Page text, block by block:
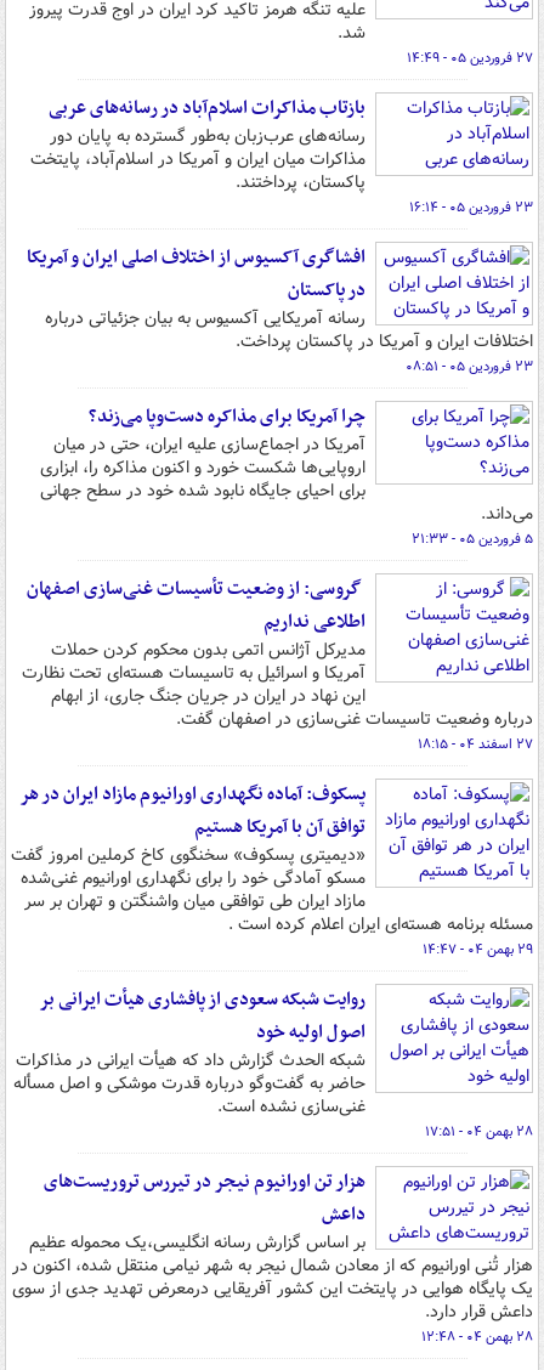
علیه تنگه هرمز تاکید کرد ایران در اوج قدرت پیروز
شد.
۲۷ فروردین ۰۵ - ۱۴:۴۹
بازتاب مذاکرات اسلام‌آباد در رسانه‌های عربی
رسانه‌های عرب‌زبان به‌طور گسترده به پایان دور
مذاکرات میان ایران و آمریکا در اسلام‌آباد، پایتخت
پاکستان، پرداختند.
۲۳ فروردین ۰۵ - ۱۶:۱۴
افشاگری آکسیوس از اختلاف اصلی ایران و آمریکا
در پاکستان
رسانه آمریکایی آکسیوس به بیان جزئیاتی درباره
اختلافات ایران و آمریکا در پاکستان پرداخت.
۲۳ فروردین ۰۵ - ۰۸:۵۱
چرا آمریکا برای مذاکره دست‌وپا می‌زند؟
آمریکا در اجماع‌سازی علیه ایران، حتی در میان
اروپایی‌ها شکست خورد و اکنون مذاکره را، ابزاری
برای احیای جایگاه نابود شده خود در سطح جهانی
می‌داند.
۵ فروردین ۰۵ - ۲۱:۳۳
گروسی: از وضعیت تأسیسات غنی‌سازی اصفهان
اطلاعی نداریم
مدیرکل آژانس اتمی بدون محکوم کردن حملات
آمریکا و اسرائیل به تاسیسات هسته‌ای تحت نظارت
این نهاد در ایران در جریان جنگ جاری، از ابهام
درباره وضعیت تاسیسات غنی‌سازی در اصفهان گفت.
۲۷ اسفند ۰۴ - ۱۸:۱۵
پسکوف: آماده نگهداری اورانیوم مازاد ایران در هر
توافق آن با آمریکا هستیم
«دیمیتری پسکوف» سخنگوی کاخ کرملین امروز گفت
مسکو آمادگی خود را برای نگهداری اورانیوم غنی‌شده
مازاد ایران طی توافقی میان واشنگتن و تهران بر سر
مسئله برنامه هسته‌ای ایران اعلام کرده است .
۲۹ بهمن ۰۴ - ۱۴:۴۷
روایت شبکه سعودی از پافشاری هیأت ایرانی بر
اصول اولیه خود
شبکه الحدث گزارش داد که هیأت ایرانی در مذاکرات
حاضر به گفت‌وگو درباره قدرت موشکی و اصل مسأله
غنی‌سازی نشده است.
۲۸ بهمن ۰۴ - ۱۷:۵۱
هزار تن اورانیوم نیجر در تیررس تروریست‌های
داعش
بر اساس گزارش رسانه انگلیسی،یک محموله عظیم
هزار تُنی اورانیوم که از معادن شمال نیجر به شهر نیامی منتقل شده، اکنون در
یک پایگاه هوایی در پایتخت این کشور آفریقایی درمعرض تهدید جدی از سوی
داعش قرار دارد.
۲۸ بهمن ۰۴ - ۱۲:۴۸